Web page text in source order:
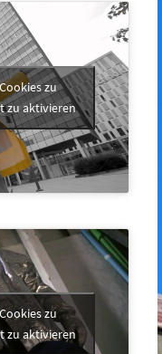
zu
zu aktivieren
zu
zu aktivieren